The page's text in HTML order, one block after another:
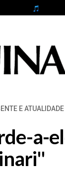
E ATUALIDADE
a-